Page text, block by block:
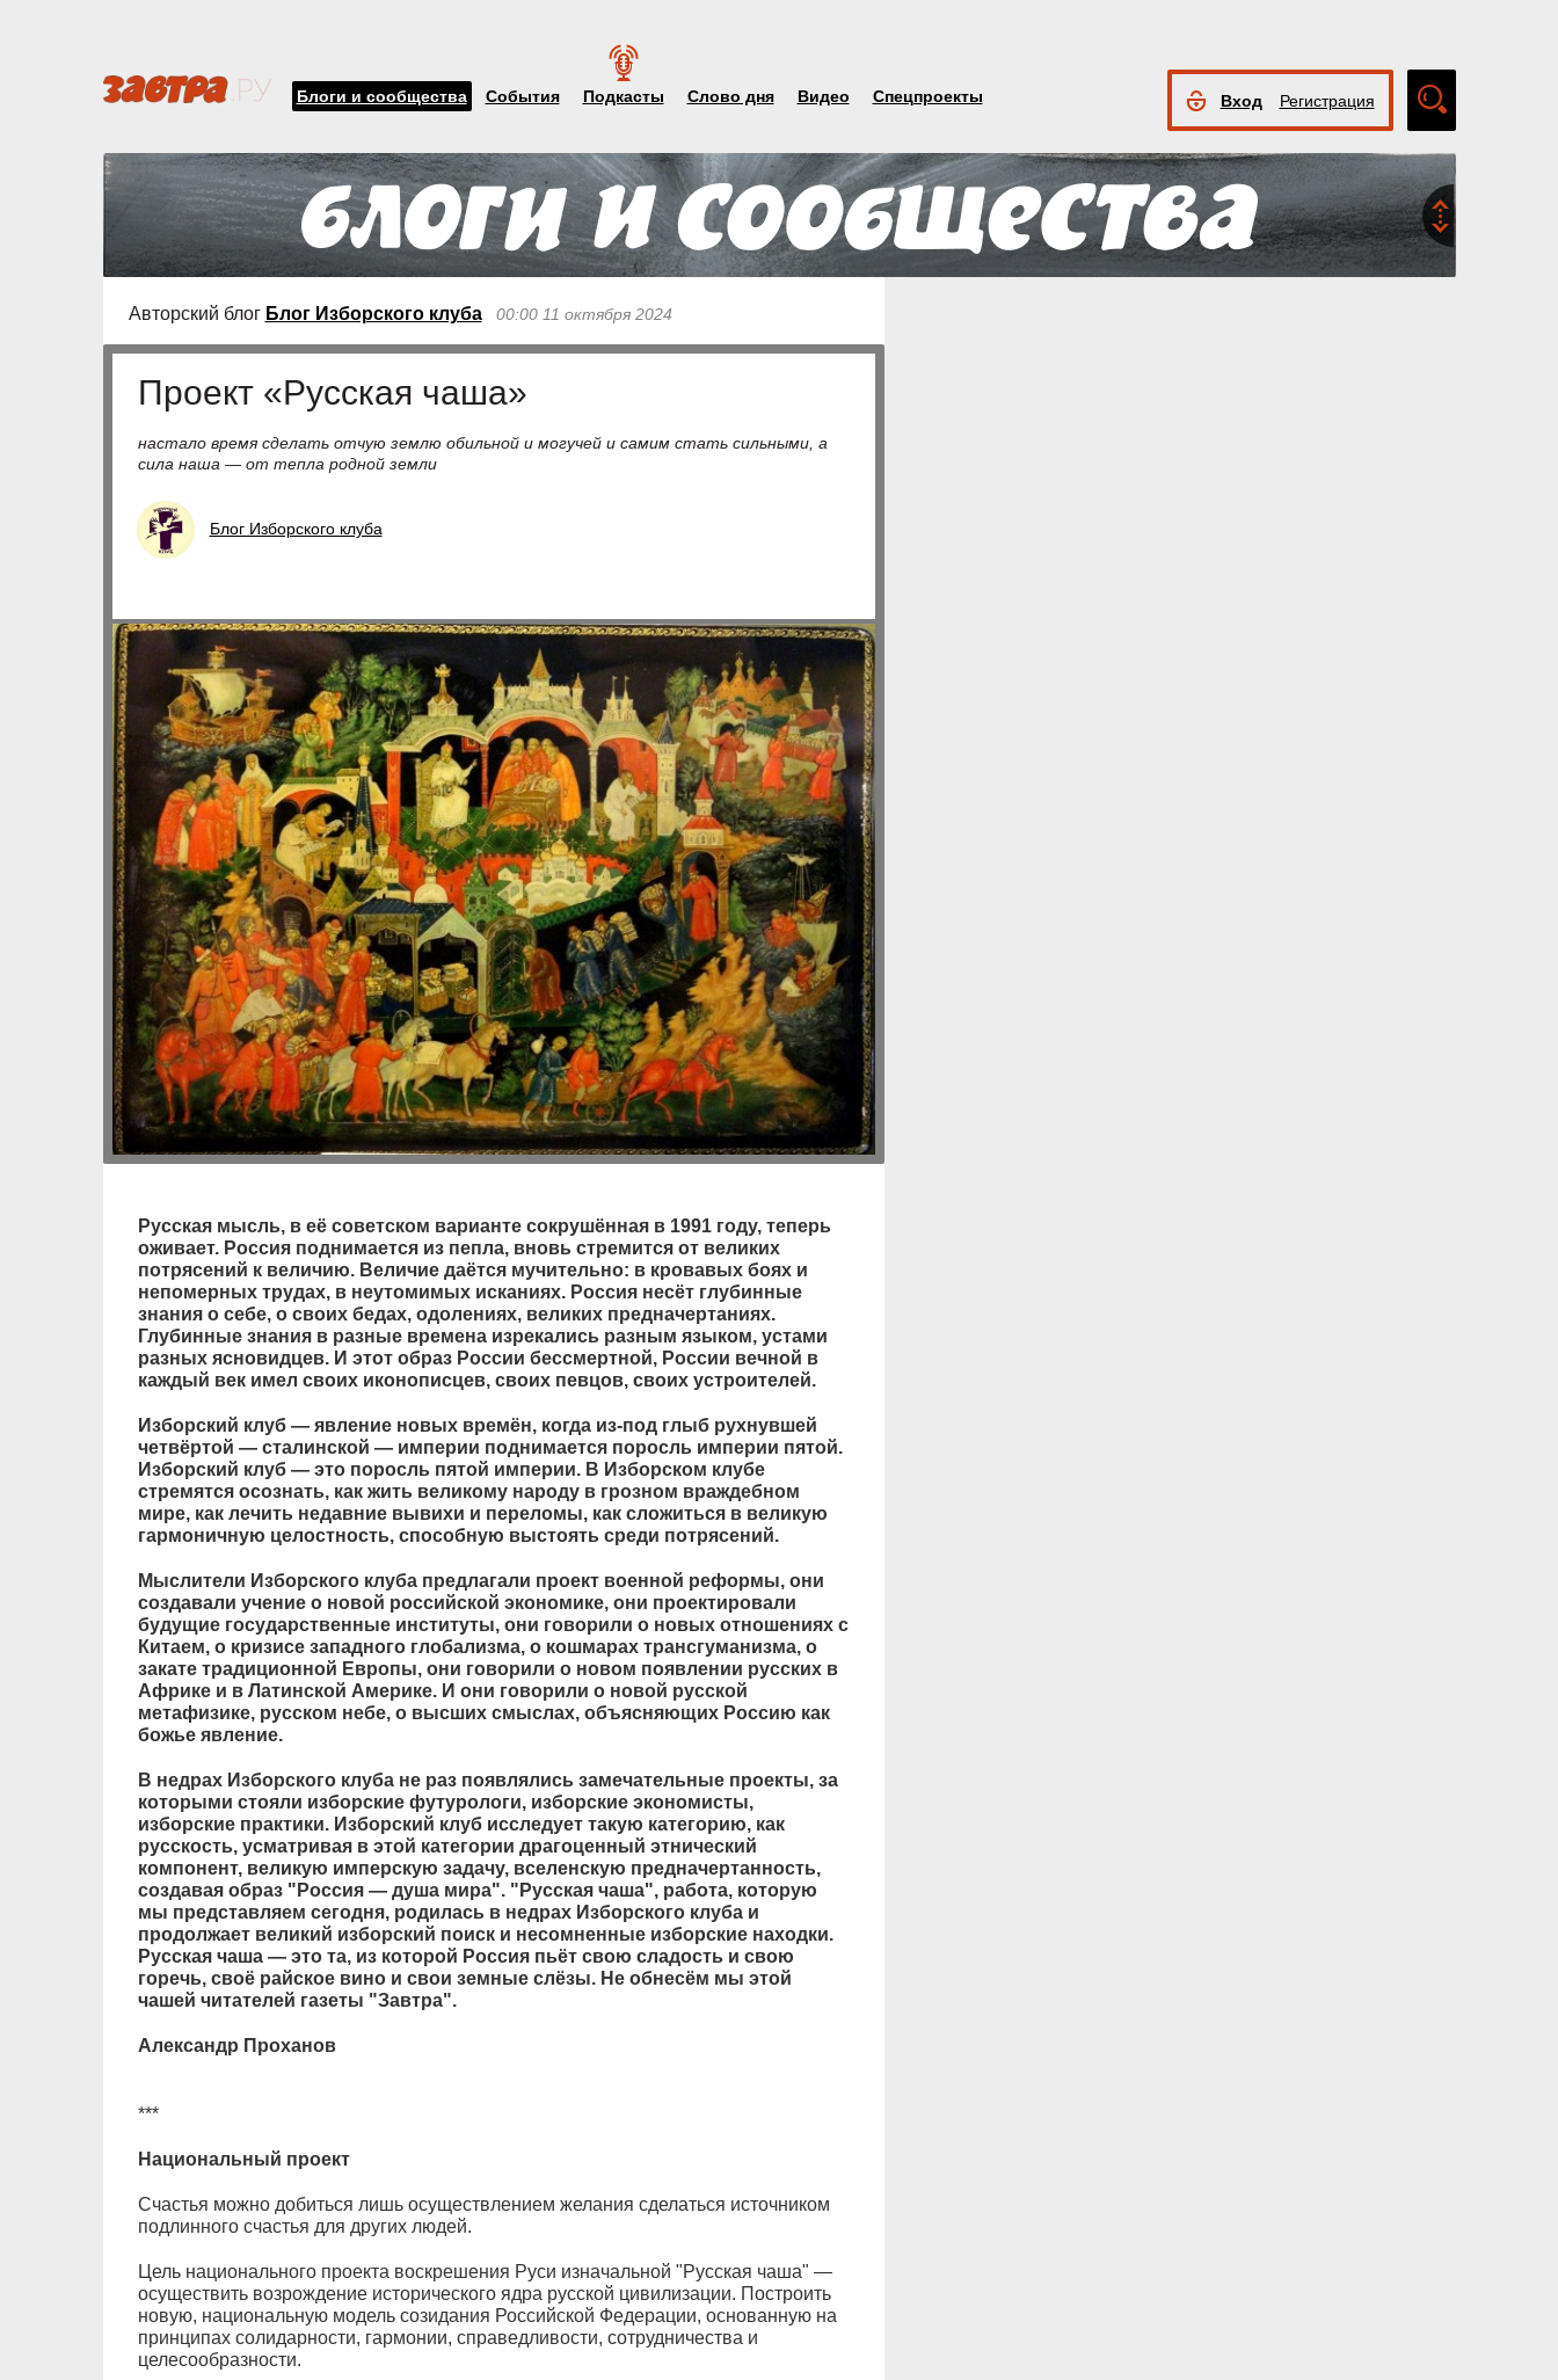
Блоги и сообщества События Подкасты Слово дня Видео Спецпроекты Вход Регистрация
поиск
Авторский блог Блог Изборского клуба 00:00 11 октября 2024
Проект «Русская чаша»
настало время сделать отчую землю обильной и могучей и самим стать сильными, а
сила наша — от тепла родной земли
Блог Изборского клуба
Русская мысль, в её советском варианте сокрушённая в 1991 году, теперь
оживает. Россия поднимается из пепла, вновь стремится от великих
потрясений к величию. Величие даётся мучительно: в кровавых боях и
непомерных трудах, в неутомимых исканиях. Россия несёт глубинные
знания о себе, о своих бедах, одолениях, великих предначертаниях.
Глубинные знания в разные времена изрекались разным языком, устами
разных ясновидцев. И этот образ России бессмертной, России вечной в
каждый век имел своих иконописцев, своих певцов, своих устроителей.
Изборский клуб — явление новых времён, когда из-под глыб рухнувшей
четвёртой — сталинской — империи поднимается поросль империи пятой.
Изборский клуб — это поросль пятой империи. В Изборском клубе
стремятся осознать, как жить великому народу в грозном враждебном
мире, как лечить недавние вывихи и переломы, как сложиться в великую
гармоничную целостность, способную выстоять среди потрясений.
Мыслители Изборского клуба предлагали проект военной реформы, они
создавали учение о новой российской экономике, они проектировали
будущие государственные институты, они говорили о новых отношениях с
Китаем, о кризисе западного глобализма, о кошмарах трансгуманизма, о
закате традиционной Европы, они говорили о новом появлении русских в
Африке и в Латинской Америке. И они говорили о новой русской
метафизике, русском небе, о высших смыслах, объясняющих Россию как
божье явление.
В недрах Изборского клуба не раз появлялись замечательные проекты, за
которыми стояли изборские футурологи, изборские экономисты,
изборские практики. Изборский клуб исследует такую категорию, как
русскость, усматривая в этой категории драгоценный этнический
компонент, великую имперскую задачу, вселенскую предначертанность,
создавая образ "Россия — душа мира". "Русская чаша", работа, которую
мы представляем сегодня, родилась в недрах Изборского клуба и
продолжает великий изборский поиск и несомненные изборские находки.
Русская чаша — это та, из которой Россия пьёт свою сладость и свою
горечь, своё райское вино и свои земные слёзы. Не обнесём мы этой
чашей читателей газеты "Завтра".
Александр Проханов
***
Национальный проект
Счастья можно добиться лишь осуществлением желания сделаться источником
подлинного счастья для других людей.
Цель национального проекта воскрешения Руси изначальной "Русская чаша" —
осуществить возрождение исторического ядра русской цивилизации. Построить
новую, национальную модель созидания Российской Федерации, основанную на
принципах солидарности, гармонии, справедливости, сотрудничества и
целесообразности.